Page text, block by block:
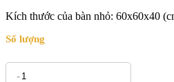
Kích thước của bàn nhỏ: 60x60x40
Số lượng
-